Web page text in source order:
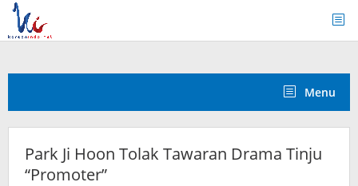
Skip
content
Menu
Park Ji Hoon Tolak Tawaran Drama Tinju
“Promoter”